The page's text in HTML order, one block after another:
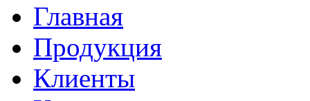
Главная
Продукция
Клиенты